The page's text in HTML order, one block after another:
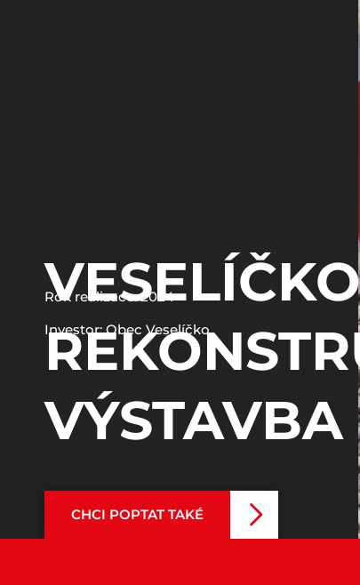
Rok realizace: 2024
Investor: Obec Veselíčko
CHCI POPTAT TAKÉ